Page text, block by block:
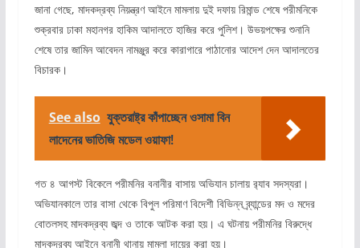
জানা গেছে, মাদকদ্রব্য নিয়ন্ত্রণ আইনে মামলায় দুই দফায় রিমান্ড শেষে পরীমনিকে
শুক্রবার ঢাকা মহানগর হাকিম আদালতে হাজির করে পুলিশ। উভয়পক্ষের শুনানি
শেষে তার জামিন আবেদন নামঞ্জুর করে কারাগারে পাঠানোর আদেশ দেন আদালতের
বিচারক।
See also যুক্তরাষ্ট্র কাঁপাচ্ছেন ওসামা বিন
লাদেনের ভাতিজি মডেল ওয়াফা!
গত ৪ আগস্ট বিকেলে পরীমনির বনানীর বাসায় অভিযান চালায় র‌্যাব সদস্যরা।
অভিযানকালে তার বাসা থেকে বিপুল পরিমাণ বিদেশী বিভিন্ন ব্র্যান্ডের মদ ও মদের
বোতলসহ মাদকদ্রব্য জব্দ ও তাকে আটক করা হয়। এ ঘটনায় পরীমনির বিরুদ্ধে
মাদকদ্রব্য আইনে বনানী থানায় মামলা দায়ের করা হয়।